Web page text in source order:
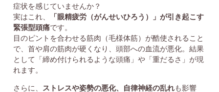
症状を感じていませんか？
実はこれ、
「眼精疲労（がんせいひろう）」が引き起こす
緊張型頭痛です。
目のピントを合わせる筋肉（毛様体筋）が酷使されること
で、首や肩の筋肉が硬くなり、頭部への血流が悪化。結果
として「締め付けられるような頭痛」や「重だるさ」が現
れます。
さらに、 ストレスや姿勢の悪化、自律神経の乱れも影響